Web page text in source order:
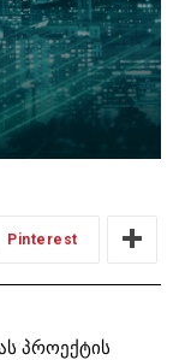
Pinterest
პროექტის